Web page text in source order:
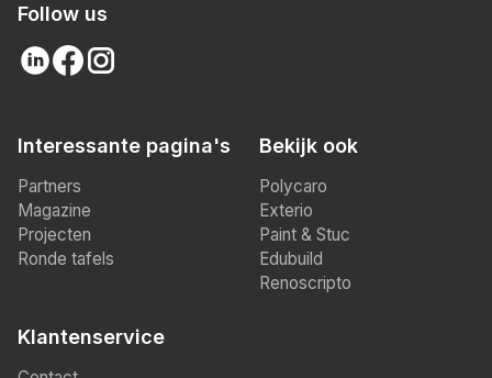
Follow us
Interessante pagina's
Partners
Magazine
Projecten
Ronde tafels
Bekijk ook
Polycaro
Exterio
Paint & Stuc
Edubuild
Renoscripto
Klantenservice